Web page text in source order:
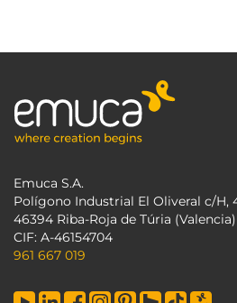
Emuca S.A.
Polígono Industrial El Oliveral c/H,
46394 Riba-Roja de Túria (Valencia)
CIF: A-46154704
961 667 019